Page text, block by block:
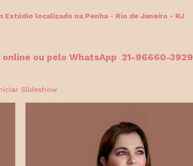
Estúdio localizado na Penha - Rio de Janeiro - RJ
ou pelo WhatsApp 21-96660-3929
Slideshow